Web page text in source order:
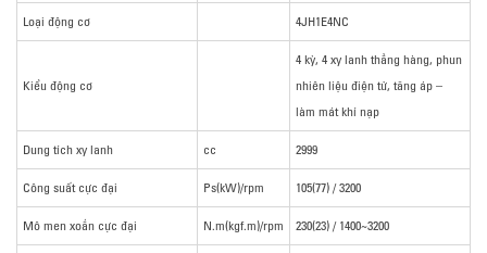
Loại động cơ 4JH1E4NC
Kiểu động cơ
4 kỳ, 4 xy lanh thẳng hàng, phun
nhiên liệu điện tử, tăng áp –
làm mát khí nạp
Dung tích xy lanh cc 2999
Công suất cực đại Ps(kW)/rpm 105(77) / 3200
Mô men xoắn cực đại N.m(kgf.m)/rpm 230(23) / 1400~3200